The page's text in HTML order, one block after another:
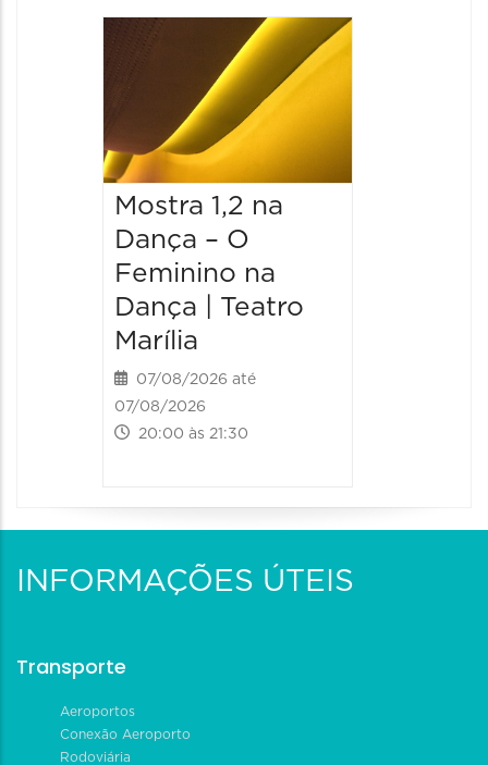
Mostra 1,2 na
Dança – O
Feminino na
Dança | Teatro
Marília
07/08/2026 até
07/08/2026
20:00 às 21:30
INFORMAÇÕES ÚTEIS
Transporte
Aeroportos
Conexão Aeroporto
Rodoviária